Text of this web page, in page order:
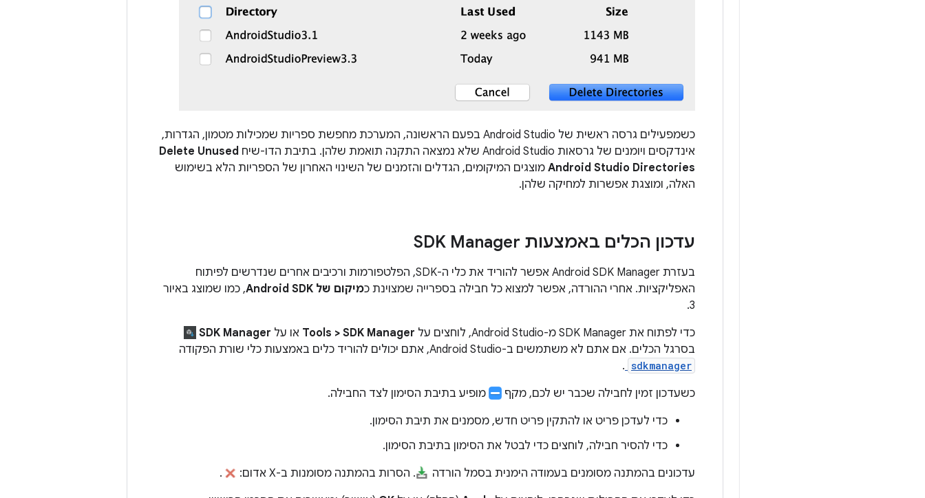
כשמפעילים גרסה ראשית של Android Studio בפעם הראשונה, המערכת מחפשת ספריות שמכילות מטמון, הגדרות,
אינדקסים ויומנים של גרסאות Android Studio שלא נמצאה התקנה תואמת שלהן. בתיבת הדו-שיח
Delete Unused
Android Studio Directories מוצגים המיקומים, הגדלים והזמנים של השינוי האחרון של הספריות הלא בשימוש
האלה, ומוצגת אפשרות למחיקה שלהן.
עדכון הכלים באמצעות SDK Manager
בעזרת Android SDK Manager אפשר להוריד את כלי ה-SDK, הפלטפורמות ורכיבים אחרים שנדרשים לפיתוח
האפליקציות. אחרי ההורדה, אפשר למצוא כל חבילה בספרייה שמצוינת כמיקום של Android SDK
, כמו שמוצג באיור
3.
כדי לפתוח את SDK Manager מ-Android Studio, לוחצים על
Tools > SDK Manager או על SDK Manager
בסרגל הכלים. אם אתם לא משתמשים ב-Android Studio, אתם יכולים להוריד כלים באמצעות כלי שורת הפקודה
sdkmanager
.
כשעדכון זמין לחבילה שכבר יש לכם, מקף
מופיע בתיבת הסימון לצד החבילה.
כדי לעדכן פריט או להתקין פריט חדש, מסמנים את תיבת הסימון.
כדי להסיר חבילה, לוחצים כדי לבטל את הסימון בתיבת הסימון.
עדכונים בהמתנה מסומנים בעמודה הימנית בסמל הורדה
. הסרות בהמתנה מסומנות ב-X אדום:
.